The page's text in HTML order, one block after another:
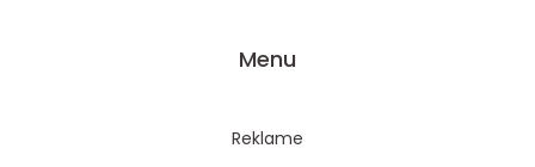
Menu
Reklame